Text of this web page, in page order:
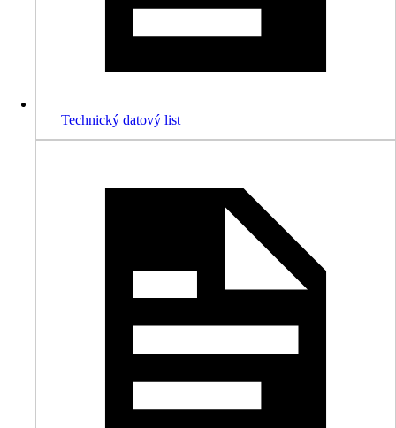
Technický datový list